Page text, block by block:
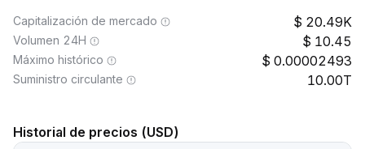
Capitalización de mercado 20.49K
Volumen 24H 10.45
Máximo histórico 0.00002493
Suministro circulante 10.00T
Historial de precios (USD)